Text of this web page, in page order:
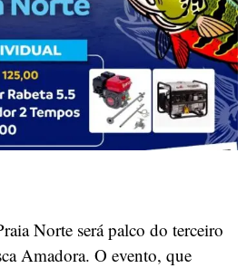
Norte será palco do terceiro
Amadora. O evento, que